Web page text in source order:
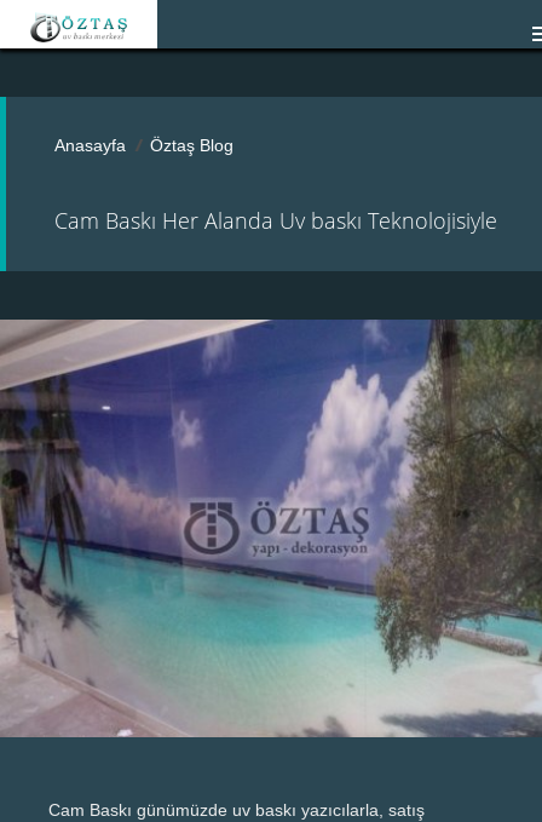
Cam Baskı Her Alanda Uv baskı Teknolojisiyle
Anasayfa Öztaş Blog
Cam Baskı günümüzde uv baskı yazıcılarla, satış